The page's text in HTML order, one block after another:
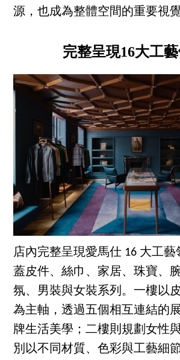
源，也成為整體空間的重要視覺
完整呈現16大工
店內完整呈現愛馬仕 16 大工藝
蓋皮件、絲巾、家居、珠寶、
氛、男裝與女裝系列。一樓以
為主軸，透過五個相互連結的
牌生活美學；二樓則規劃女性
別以不同材質、色彩與工藝細